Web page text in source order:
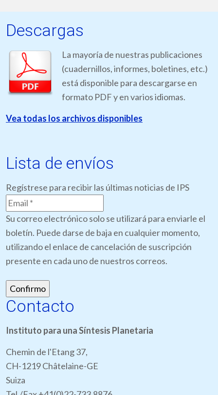
Descargas
La mayoría de nuestras publicaciones
(cuadernillos, informes, boletines, etc.)
está disponible para descargarse en
formato PDF y en varios idiomas.
Vea todas los archivos disponibles
Lista de envíos
Regístrese para recibir las últimas noticias de IPS
Su correo electrónico solo se utilizará para enviarle el
boletín. Puede darse de baja en cualquier momento,
utilizando el enlace de cancelación de suscripción
presente en cada uno de nuestros correos.
Contacto
Instituto para una Síntesis Planetaria
Chemin de l'Etang 37,
CH-1219 Châtelaine-GE
Suiza